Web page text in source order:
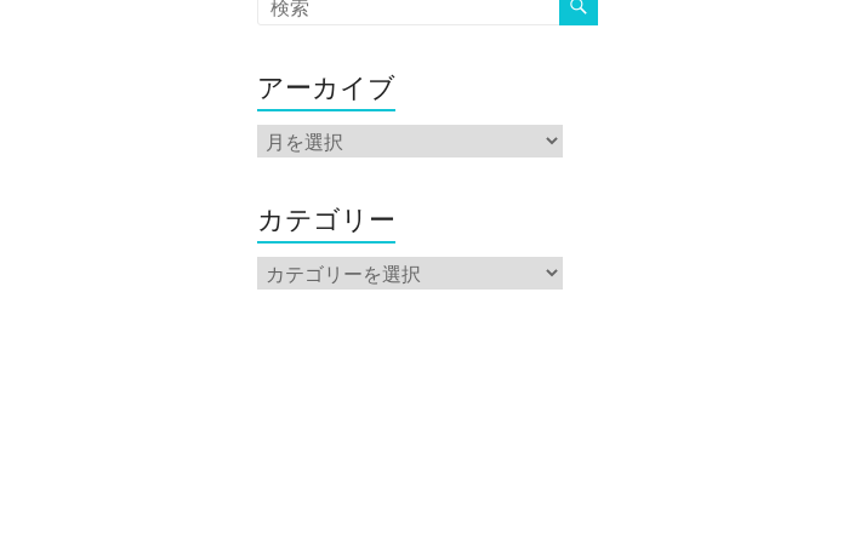
アーカイブ
ア
ー
イ
ブ
カテゴリー
カ
テ